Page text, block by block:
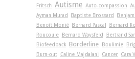
Fritsch Autisme Auto-compassion
Ayman Murad
Baptiste Brossard
Benoît Monié
Bernard Pascal Bernard
Roucoule
Bernard Waysfeld
Bertrand
Biofeedback Borderline Boulimie
Burn-out Caline Majdalani Cancer Cara